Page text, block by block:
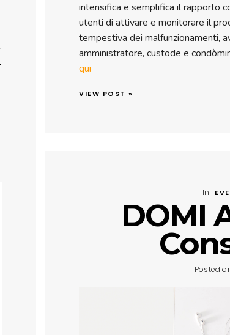
intensifica e semplifica il rapporto
utenti di attivare e monitorare il
tempestiva dei malfunzionamenti,
amministratore, custode e
qui
VIEW POST »
In
DOMI
Posted